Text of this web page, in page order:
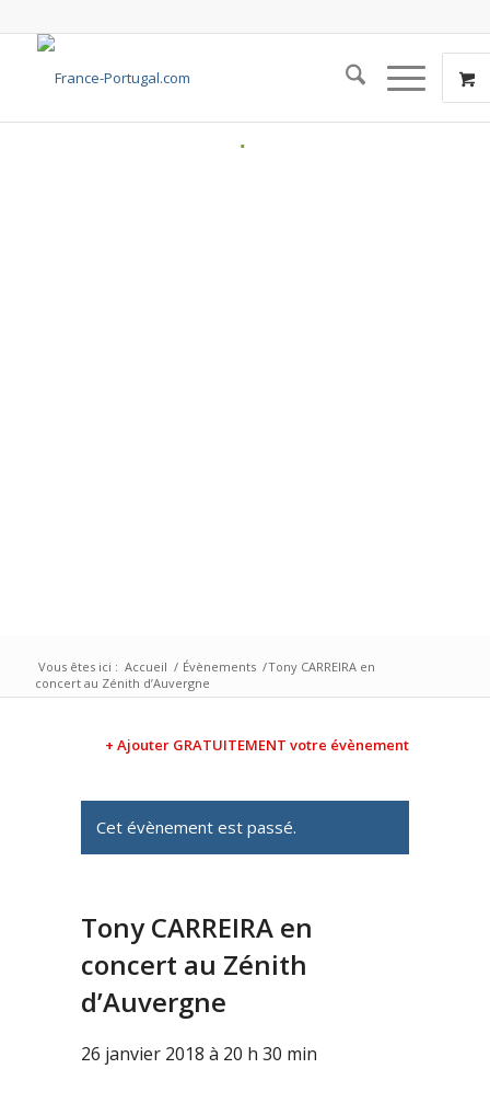
Vous êtes ici : Accueil / Évènements /Tony CARREIRA en
concert au Zénith d’Auvergne
+ Ajouter GRATUITEMENT votre évènement
Cet évènement est passé.
Tony CARREIRA en
concert au Zénith
d’Auvergne
26 janvier 2018 à 20 h 30 min